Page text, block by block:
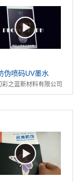
伪喷码UV墨水
彩之蓝新材料有限公司